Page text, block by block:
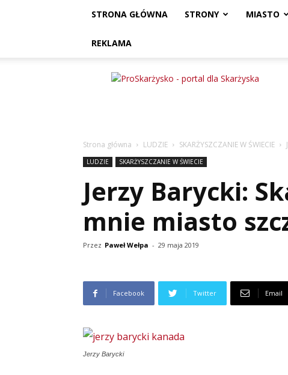
STRONA GŁÓWNA STRONY MIASTO
REKLAMA
ProSkarżysko
Strona główna LUDZIE SKARŻYSZCZANIE W ŚWIECIE
LUDZIE SKARŻYSZCZANIE W ŚWIECIE
Jerzy Barycki:
mnie miasto
Przez Paweł Wełpa - 29 maja 2019
Facebook Twitter Email
Jerzy Barycki